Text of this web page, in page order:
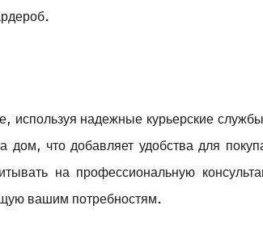
используя надежные курьерские
что добавляет удобства для
на профессиональную
вашим потребностям.